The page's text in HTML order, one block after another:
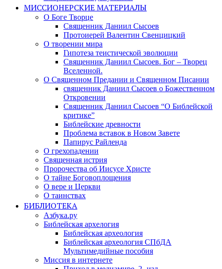
МИССИОНЕРСКИЕ МАТЕРИАЛЫ
О Боге Творце
Священник Даниил Сысоев
Протоиерей Валентин Свенцицкий
О творении мира
Гипотеза теистической эволюции
Священник Даниил Сысоев. Бог – Творец
Вселенной.
О Священном Предании и Священном Писании
священник Даниил Сысоев о Божественном
Откровении
Священник Даниил Сысоев “О Библейской
критике”
Библейские древности
Проблема вставок в Новом Завете
Папирус Райленда
О грехопадении
Священная истрия
Пророчества об Иисусе Христе
О тайне Боговоплощения
О вере и Церкви
О таинствах
БИБЛИОТЕКА
Азбука.ру
Библейская архелогия
Библейская археология
Библейская археология СПбДА
Мультимедийные пособия
Миссия в интернете